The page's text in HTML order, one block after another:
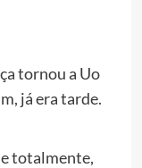
tornou a Uo
já era tarde.
totalmente,